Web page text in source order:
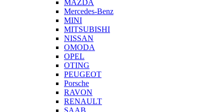
MAZDA
Mercedes-Benz
MINI
MITSUBISHI
NISSAN
OMODA
OPEL
OTING
PEUGEOT
Porsche
RAVON
RENAULT
SAAB